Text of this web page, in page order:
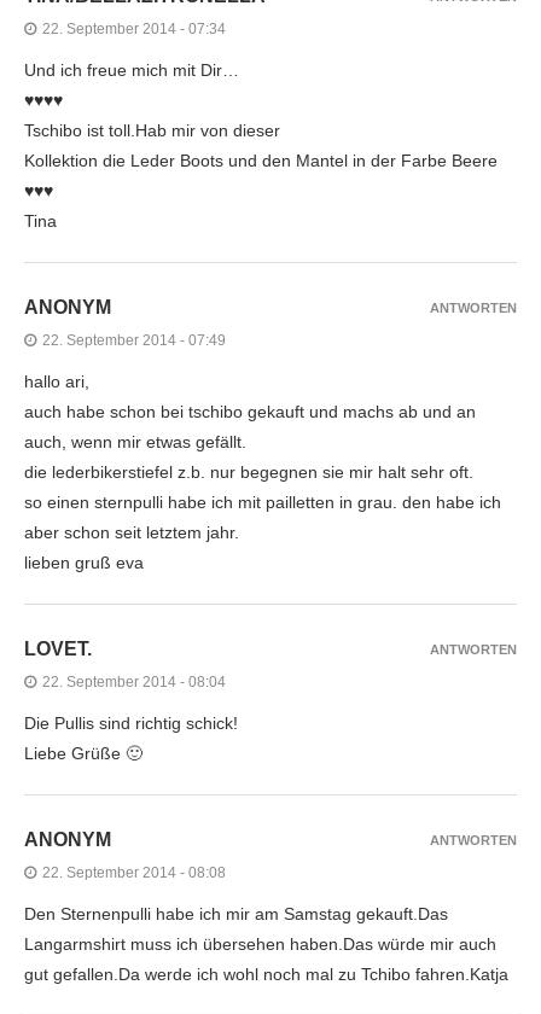
22. September 2014 - 07:34
Und ich freue mich mit Dir…
♥♥♥♥
Tschibo ist toll.Hab mir von dieser
Kollektion die Leder Boots und den Mantel in der Farbe Beere
♥♥♥
Tina
ANONYM
22. September 2014 - 07:49
hallo ari,
auch habe schon bei tschibo gekauft und machs ab und an
auch, wenn mir etwas gefällt.
die lederbikerstiefel z.b. nur begegnen sie mir halt sehr oft.
so einen sternpulli habe ich mit pailletten in grau. den habe ich
aber schon seit letztem jahr.
lieben gruß eva
ANTWORTEN
LOVET.
22. September 2014 - 08:04
Die Pullis sind richtig schick!
Liebe Grüße 🙂
ANTWORTEN
ANONYM
22. September 2014 - 08:08
Den Sternenpulli habe ich mir am Samstag gekauft.Das
Langarmshirt muss ich übersehen haben.Das würde mir auch
gut gefallen.Da werde ich wohl noch mal zu Tchibo fahren.Katja
ANTWORTEN